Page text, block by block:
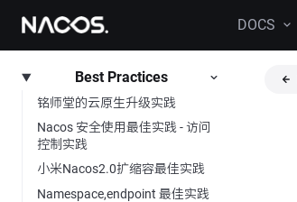
DOCS
Best Practices
铭师堂的云原生升级实践
Nacos 安全使用最佳实践 - 访问
控制实践
小米Nacos2.0扩缩容最佳实践
Namespace,endpoint 最佳实践